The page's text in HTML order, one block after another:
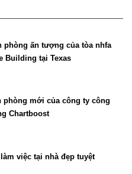
phòng ấn tượng của tòa nhfa
Building tại Texas
phòng mới của công ty công
Chartboost
việc tại nhà đẹp tuyệt